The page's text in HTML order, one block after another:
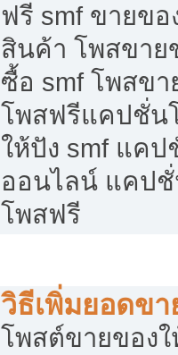
ฟรี smf ขายข
สินค้า โพสขาย
ซื้อ smf โพสข
โพสฟรีแคปชั่น
ให้ปัง smf แค
ออนไลน์ แคป
โพสฟรี
วิธีเพิ่มยอดข
โพสต์ขายของ